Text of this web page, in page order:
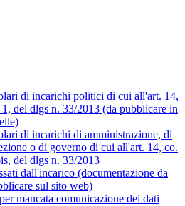
di incarichi politici di cui all'art. 14,
1, del dlgs n. 33/2013 (da pubblicare in
di incarichi di amministrazione, di
o di governo di cui all'art. 14, co.
del dlgs n. 33/2013
dall'incarico (documentazione da
sul sito web)
mancata comunicazione dei dati